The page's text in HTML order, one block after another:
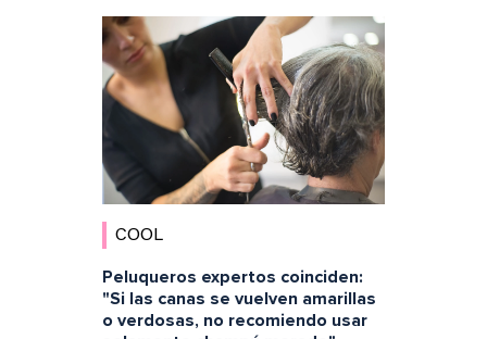
COOL
Peluqueros expertos coinciden:
"Si las canas se vuelven amarillas
o verdosas, no recomiendo usar